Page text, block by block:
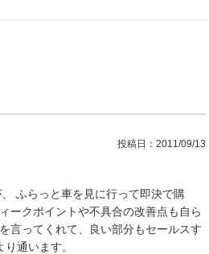
投稿日： 2011/09/13
ふらっと車を見に行って即決で購
ークポイントや不具合の改善点も自ら
言ってくれて、良い部分もセールスす
通います。